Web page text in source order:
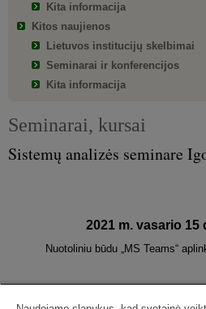
Kita informacija
Kitos naujienos
Lietuvos institucijų skelbimai
Seminarai ir konferencijos
Kita informacija
Seminarai, kursai
Sistemų analizės seminare
2021 m. vasario 15
Nuotoliniu būdu „MS Teams“